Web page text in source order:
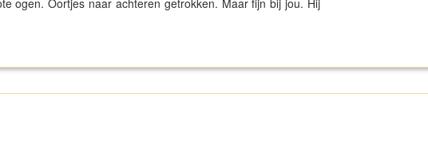
ogen. Oortjes naar achteren getrokken. Maar fijn bij jou. Hij